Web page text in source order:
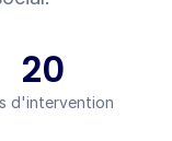
20
d'intervention